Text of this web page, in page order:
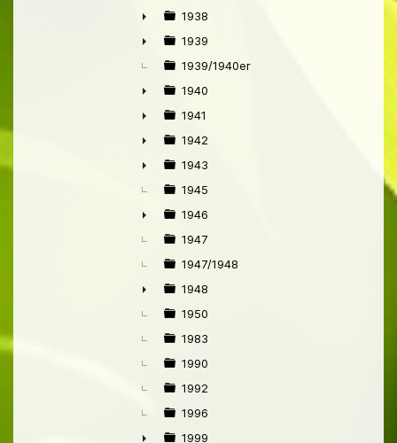
►
►
1938
►
1939
1939/1940er
►
1940
►
1941
►
1942
►
1943
1945
►
1946
1947
1947/1948
►
1948
1950
1983
1990
1992
1996
1999